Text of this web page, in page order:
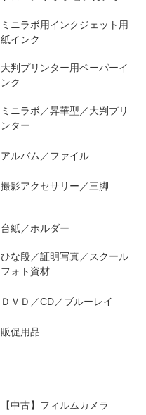
ミニラボ用インクジェット用
紙インク
大判プリンター用ペーパーイ
ンク
ミニラボ／昇華型／大判プリ
ンター
アルバム／ファイル
撮影アクセサリー／三脚
台紙／ホルダー
ひな段／証明写真／スクール
フォト資材
ＤＶＤ／CD／ブルーレイ
販促用品
【中古】フィルムカメラ